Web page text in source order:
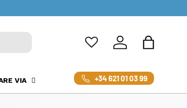
Accedi Borsa
VIA +34 621 01 03 99